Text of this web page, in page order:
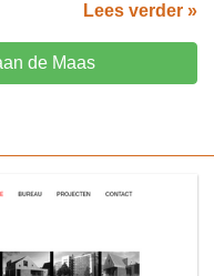
Lees verder »
de Maas